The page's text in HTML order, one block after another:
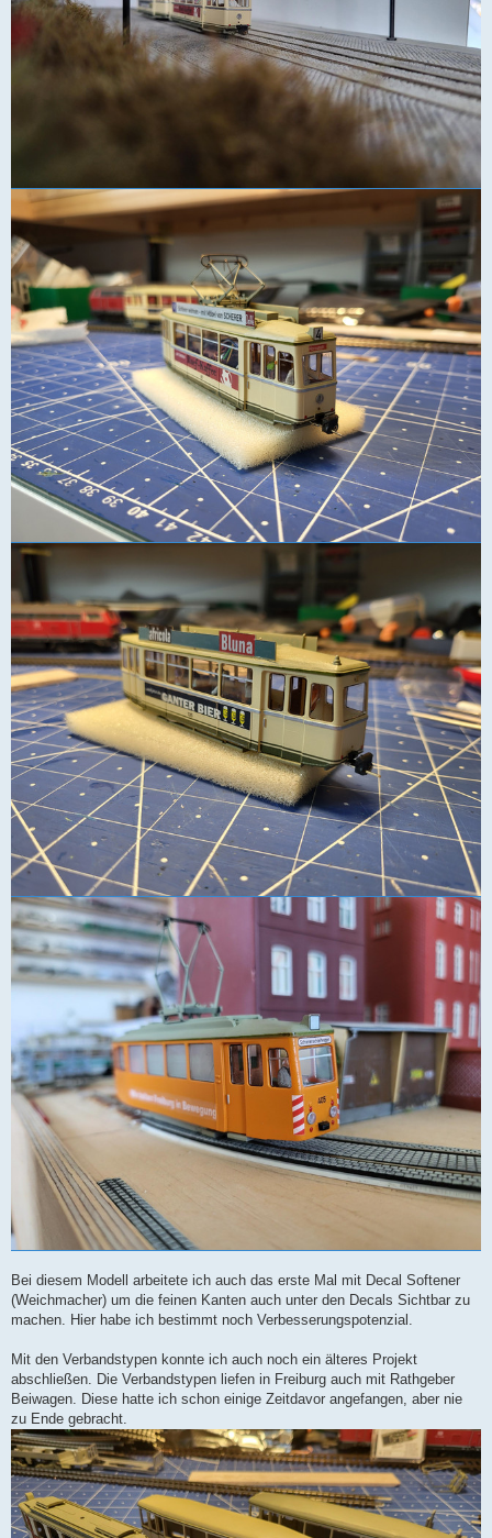
Bei diesem Modell arbeitete ich auch das erste Mal mit Decal Softener
(Weichmacher) um die feinen Kanten auch unter den Decals Sichtbar zu
machen. Hier habe ich bestimmt noch Verbesserungspotenzial.
Mit den Verbandstypen konnte ich auch noch ein älteres Projekt
abschließen. Die Verbandstypen liefen in Freiburg auch mit Rathgeber
Beiwagen. Diese hatte ich schon einige Zeitdavor angefangen, aber nie
zu Ende gebracht.